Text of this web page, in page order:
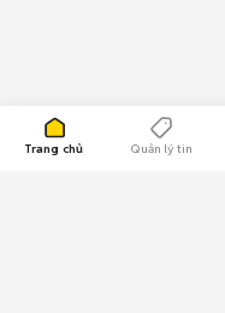
Trang chủ Quản lý tin